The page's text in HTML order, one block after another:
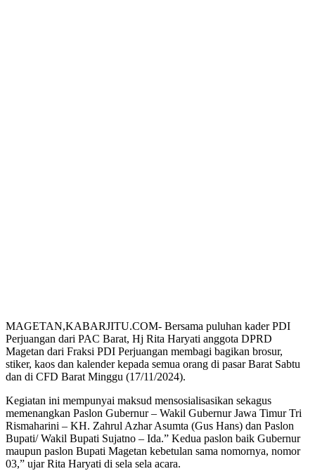
MAGETAN,KABARJITU.COM- Bersama puluhan kader PDI
Perjuangan dari PAC Barat, Hj Rita Haryati anggota DPRD
Magetan dari Fraksi PDI Perjuangan membagi bagikan brosur,
stiker, kaos dan kalender kepada semua orang di pasar Barat Sabtu
dan di CFD Barat Minggu (17/11/2024).
Kegiatan ini mempunyai maksud mensosialisasikan sekagus
memenangkan Paslon Gubernur – Wakil Gubernur Jawa Timur Tri
Rismaharini – KH. Zahrul Azhar Asumta (Gus Hans) dan Paslon
Bupati/ Wakil Bupati Sujatno – Ida.” Kedua paslon baik Gubernur
maupun paslon Bupati Magetan kebetulan sama nomornya, nomor
03,” ujar Rita Haryati di sela sela acara.